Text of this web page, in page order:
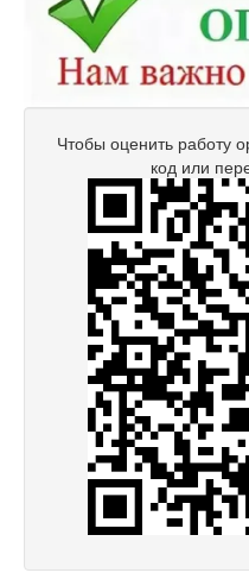
Чтобы оценить работу
код или